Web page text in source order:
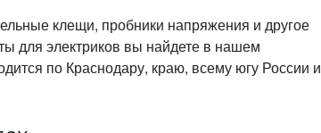
клещи, пробники напряжения и другое
для электриков вы найдете в нашем
по Краснодару, краю, всему югу России и